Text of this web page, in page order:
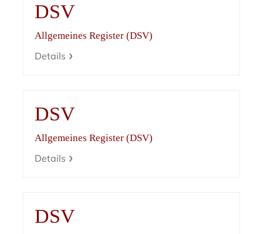
DSV
Allgemeines Register (DSV)
Details
DSV
Allgemeines Register (DSV)
Details
DSV